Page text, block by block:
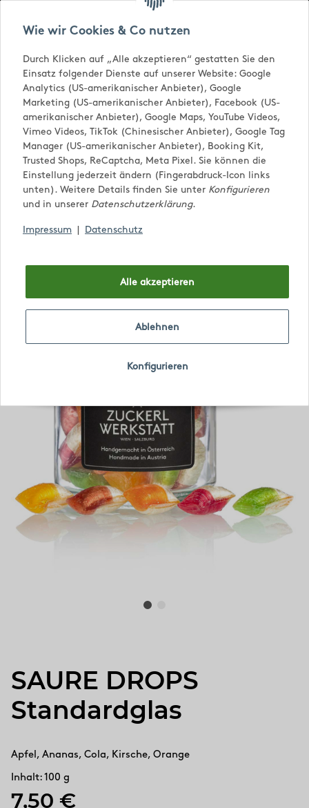
Versandkostenfrei ab € 65,-
0,00 €
SAURE DROPS
Standardglas
Apfel, Ananas, Cola, Kirsche, Orange
Inhalt: 100 g
7,50 €
Wie wir Cookies & Co nutzen
Durch Klicken auf „Alle akzeptieren“ gestatten Sie den
Einsatz folgender Dienste auf unserer Website: Google
Analytics (US-amerikanischer Anbieter), Google
Marketing (US-amerikanischer Anbieter), Facebook (US-
amerikanischer Anbieter), Google Maps, YouTube Videos,
Vimeo Videos, TikTok (Chinesischer Anbieter), Google Tag
Manager (US-amerikanischer Anbieter), Booking Kit,
Trusted Shops, ReCaptcha, Meta Pixel. Sie können die
Einstellung jederzeit ändern (Fingerabdruck-Icon links
unten). Weitere Details finden Sie unter Konfigurieren
und in unserer Datenschutzerklärung.
Impressum Datenschutz
Alle akzeptieren
Konfigurieren
Ablehnen